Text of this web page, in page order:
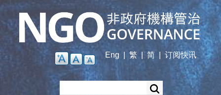
Skip
main
content
Eng
繁 | 简 订阅快讯